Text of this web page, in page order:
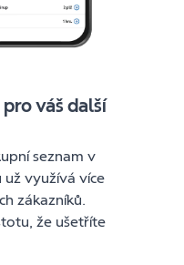
váš další
seznam v
využívá více
zákazníků.
že ušetříte